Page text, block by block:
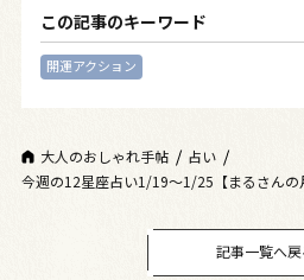
この記事のキーワード
開運アクション
大人のおしゃれ手帖
占い
今週の12星座占い1/19～1/25【まるさんの
記事一覧へ戻